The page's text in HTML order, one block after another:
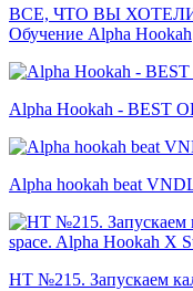
ВСЕ, ЧТО ВЫ
Обучение Alpha Hookah
Alpha Hookah - BEST
Alpha hookah beat
HT №215. Запускаем